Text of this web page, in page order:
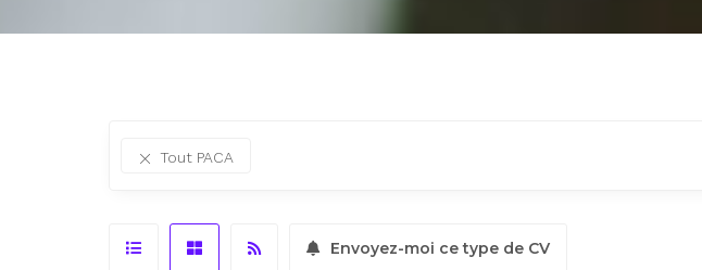
Tout PACA
Envoyez-moi ce type de CV